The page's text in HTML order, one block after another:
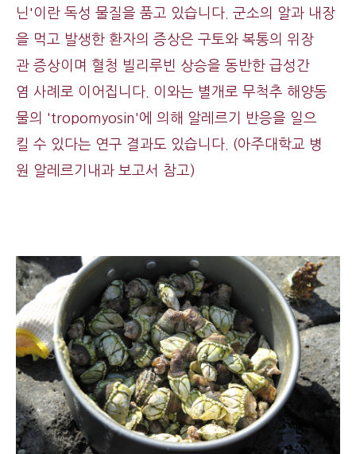
닌'이란 독성 물질을 품고 있습니다. 군소의 알과 내장
을 먹고 발생한 환자의 증상은 구토와 복통의 위장
관 증상이며 혈청 빌리루빈 상승을 동반한 급성간
염 사례로 이어집니다. 이와는 별개로 무척추 해양동
물의 'tropomyosin'에 의해 알레르기 반응을 일으
킬 수 있다는 연구 결과도 있습니다. (아주대학교 병
원 알레르기내과 보고서 참고)